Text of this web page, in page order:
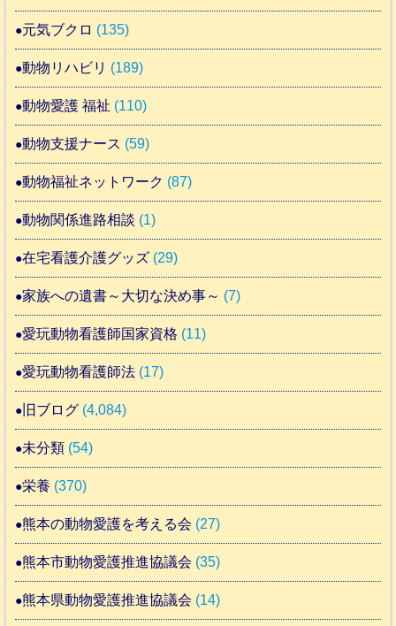
元気ブクロ (135)
動物リハビリ (189)
動物愛護 福祉 (110)
動物支援ナース (59)
動物福祉ネットワーク (87)
動物関係進路相談 (1)
在宅看護介護グッズ (29)
家族への遺書～大切な決め事～ (7)
愛玩動物看護師国家資格 (11)
愛玩動物看護師法 (17)
旧ブログ (4,084)
未分類 (54)
栄養 (370)
熊本の動物愛護を考える会 (27)
熊本市動物愛護推進協議会 (35)
熊本県動物愛護推進協議会 (14)